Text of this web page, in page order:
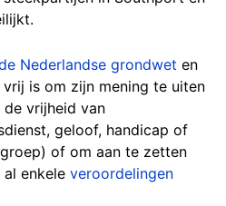
Nederlandse grondwet en
is om zijn mening te uiten
de vrijheid van
geloof, handicap of
of om aan te zetten
enkele veroordelingen